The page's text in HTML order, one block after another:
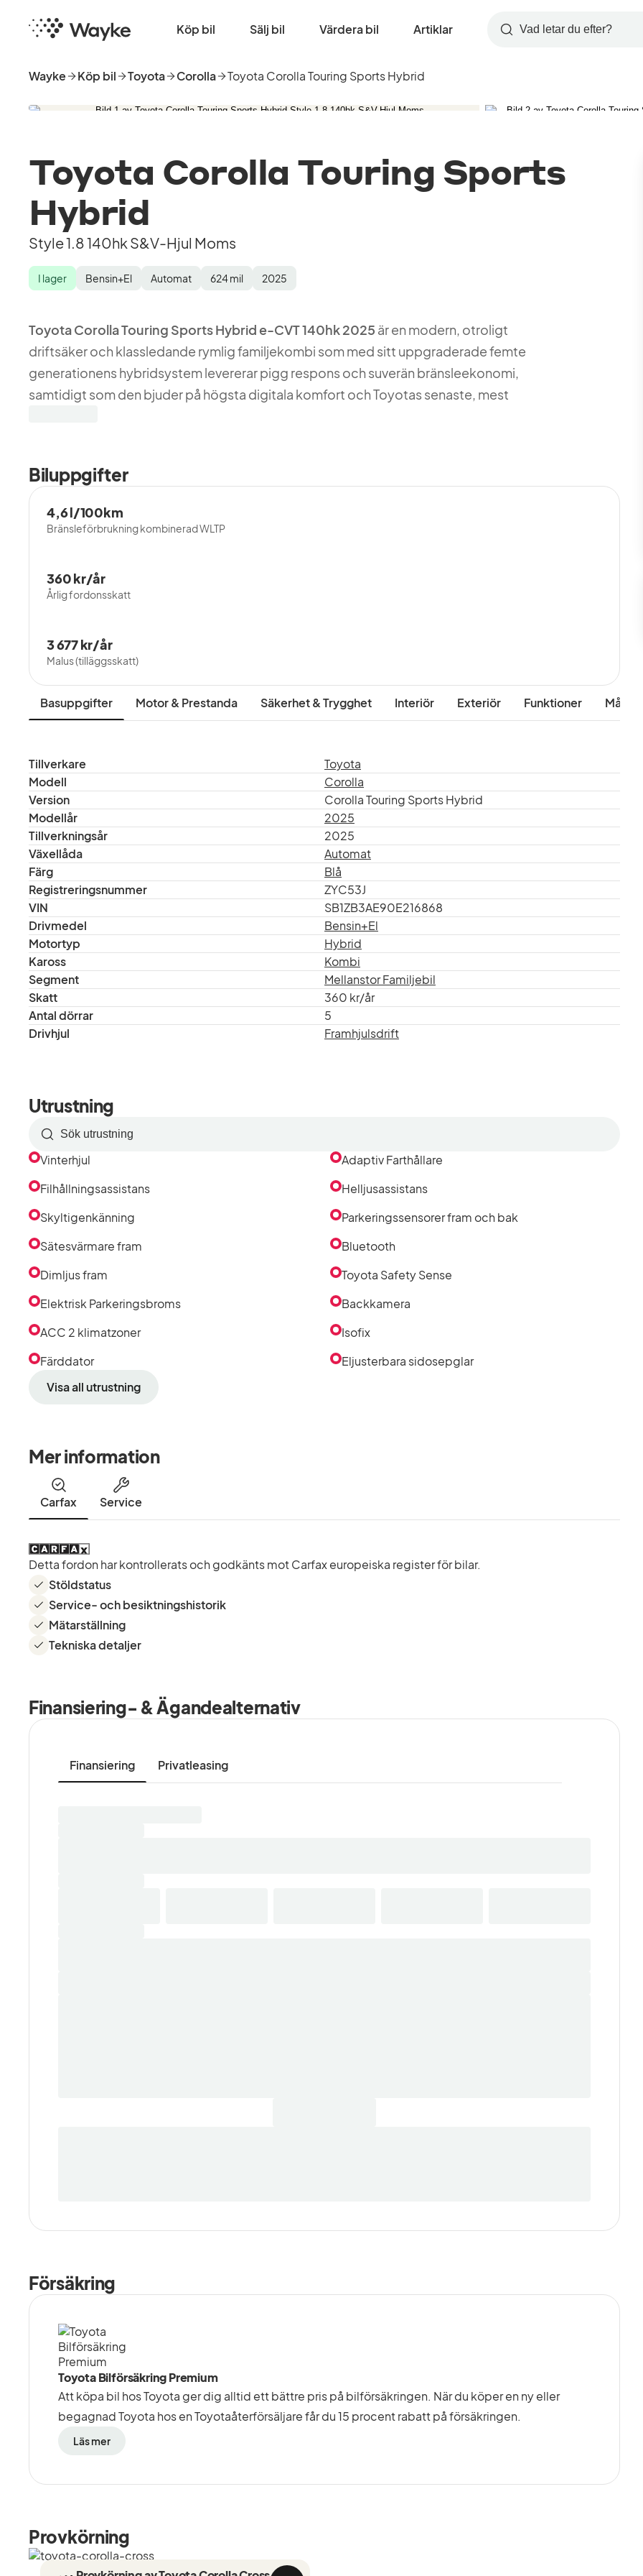
huvudinnehåll
Startsida Köp bil Sälj bil Värdera bil Artiklar Sök
Wayke Köp bil Toyota Corolla Toyota Corolla Touring Sports Hybrid
Toyota Corolla Touring Sports
Hybrid
Style 1.8 140hk S&V-Hjul Moms
Lagerstatus
I lager
Drivmedel Bensin+El
Växellåda Automat
Mätarställning 624mil
Modellår 2025
Toyota Corolla Touring Sports Hybrid e-CVT 140hk 2025 är en modern, otroligt
driftsäker och klassledande rymlig familjekombi som med sitt uppgraderade femte
generationens hybridsystem levererar pigg respons och suverän bränsleekonomi,
samtidigt som den bjuder på högsta digitala komfort och Toyotas senaste, mest
Besiktigas senast 2028-07-31
Varmt Välkomna till Lindströms Bil AB.
Biluppgifter
Bränsleförbrukning kombinerad WLTP
4,6 l/100km
Årlig fordonsskatt
360 kr/år
Malus (tilläggsskatt)
3 677 kr/år
Basuppgifter Motor & Prestanda Säkerhet & Trygghet Interiör Exteriör Funktioner Mått &
Tillverkare
Toyota
Modell
Corolla
Version
Corolla Touring Sports Hybrid
Modellår
2025
Tillverkningsår
2025
Växellåda
Automat
Färg
Blå
Registreringsnummer
ZYC53J
VIN
SB1ZB3AE90E216868
Drivmedel
Bensin+El
Motortyp
Hybrid
Kaross
Kombi
Segment
Mellanstor Familjebil
Skatt
360 kr/år
Antal dörrar
5
Drivhjul
Framhjulsdrift
Utrustning
Sök
efter
utrustning
i
Vinterhjul
Adaptiv Farthållare
Filhållningsassistans
Helljusassistans
Skyltigenkänning
Parkeringssensorer fram och bak
Sätesvärmare fram
Bluetooth
Dimljus fram
Toyota Safety Sense
Elektrisk Parkeringsbroms
Backkamera
ACC 2 klimatzoner
Isofix
Färddator
Eljusterbara sidosepglar
Visa all utrustning
Mer information
Carfax Service
Detta fordon har kontrollerats och godkänts mot Carfax europeiska register för bilar.
Stöldstatus
Service- och besiktningshistorik
Mätarställning
Tekniska detaljer
Finansiering- & Ägandealternativ
Finansiering Privatleasing
Försäkring
Toyota Bilförsäkring Premium
Att köpa bil hos Toyota ger dig alltid ett bättre pris på bilförsäkringen. När du köper en ny eller
begagnad Toyota hos en Toyotaåterförsäljare får du 15 procent rabatt på försäkringen.
Läs mer
Provkörning